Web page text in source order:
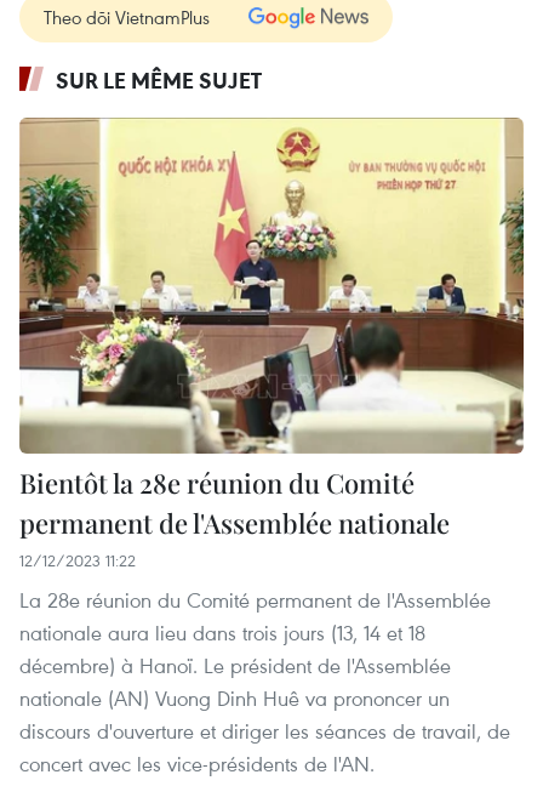
Theo dõi VietnamPlus
SUR LE MÊME SUJET
Bientôt la 28e réunion du Comité
permanent de l'Assemblée nationale
12/12/2023 11:22
La 28e réunion du Comité permanent de l'Assemblée
nationale aura lieu dans trois jours (13, 14 et 18
décembre) à Hanoï. Le président de l'Assemblée
nationale (AN) Vuong Dinh Huê va prononcer un
discours d'ouverture et diriger les séances de travail, de
concert avec les vice-présidents de l'AN.